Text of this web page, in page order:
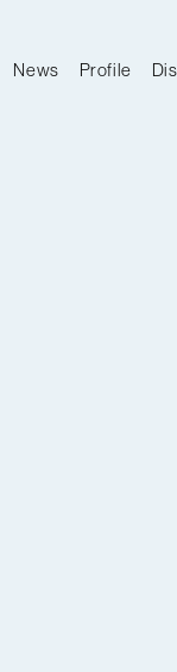
News Profile